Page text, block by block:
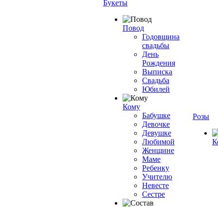
Букеты
Повод
Годовщина
свадьбы
День
Рождения
Выписка
Свадьба
Юбилей
Кому
Бабушке
Девочке
Девушке
Любимой
Женщине
Маме
Ребенку
Учителю
Невесте
Сестре
Розы